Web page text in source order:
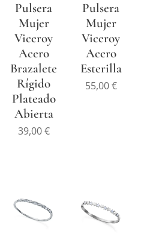
Pulsera
Mujer
Viceroy
Acero
Brazalete
Rígido
Plateado
Abierta
39,00€
Pulsera
Mujer
Viceroy
Acero
Esterilla
55,00€